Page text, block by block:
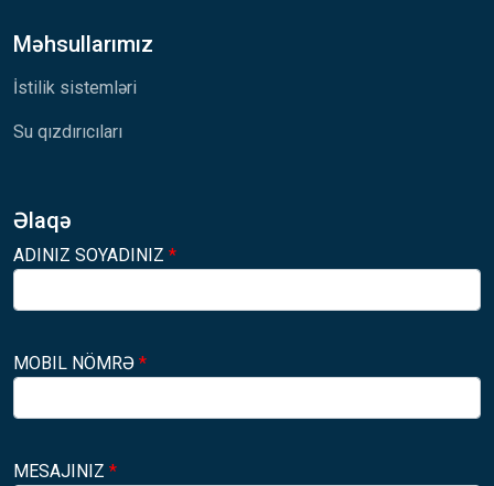
Məhsullarımız
İstilik sistemləri
Su qızdırıcıları
Əlaqə
ADINIZ SOYADINIZ *
MOBIL NÖMRƏ *
MESAJINIZ *